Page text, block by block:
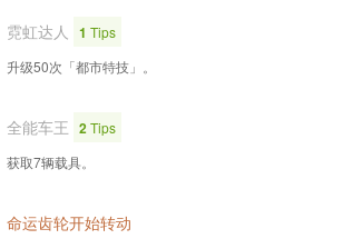
霓虹达人 1 Tips
升级50次「都市特技」。
全能车王 2Tips
获取7辆载具。
命运齿轮开始转动